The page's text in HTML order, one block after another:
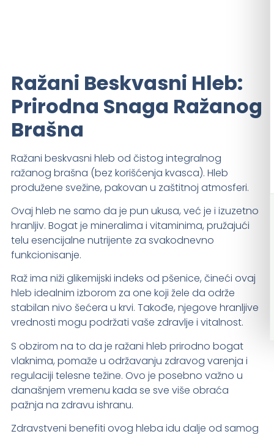
Ražani Beskvasni Hleb:
Prirodna Snaga Ražanog
Brašna
Ražani beskvasni hleb od čistog integralnog
ražanog brašna (bez korišćenja kvasca). Hleb
produžene svežine, pakovan u zaštitnoj atmosferi.
Ovaj hleb ne samo da je pun ukusa, već je i izuzetno
hranljiv. Bogat je mineralima i vitaminima, pružajući
telu esencijalne nutrijente za svakodnevno
funkcionisanje.
Raž ima niži glikemijski indeks od pšenice, čineći ovaj
hleb idealnim izborom za one koji žele da održe
stabilan nivo šećera u krvi. Takođe, njegove hranljive
vrednosti mogu podržati vaše zdravlje i vitalnost.
S obzirom na to da je ražani hleb prirodno bogat
vlaknima, pomaže u održavanju zdravog varenja i
regulaciji telesne težine. Ovo je posebno važno u
današnjem vremenu kada se sve više obraća
pažnja na zdravu ishranu.
Zdravstveni benefiti ovog hleba idu dalje od samog